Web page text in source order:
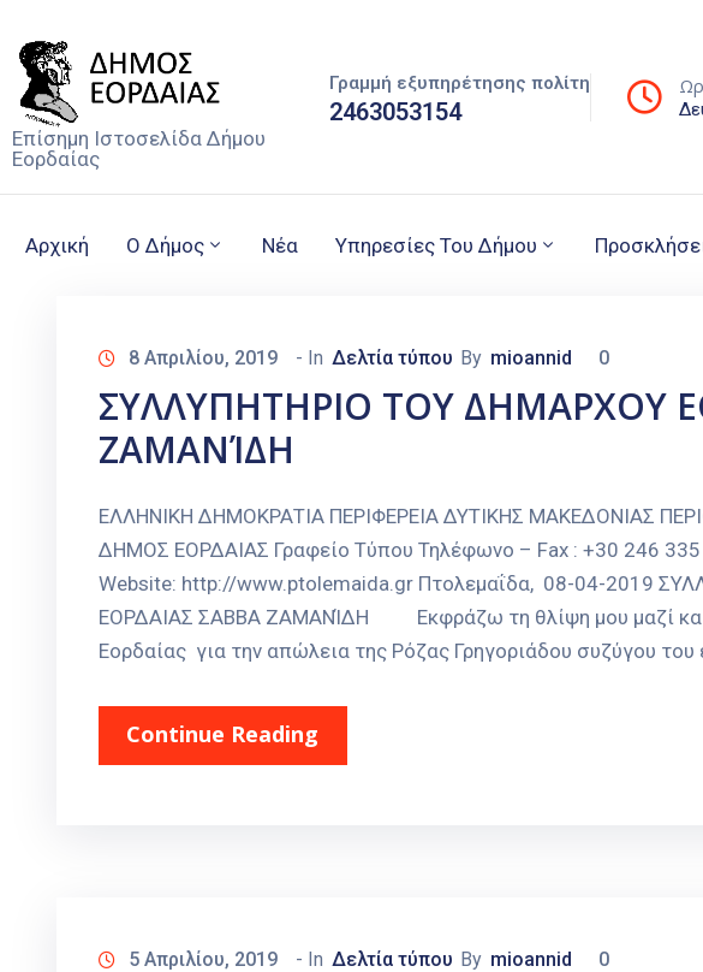
Επίσημη Ιστοσελίδα Δήμου
Εορδαίας
Γραμμή εξυπηρέτησης πολίτη
2463053154
Αρχική Ο Δήμος Νέα Υπηρεσίες Του Δήμου
8 Απριλίου, 2019 - In Δελτία τύπου By mioannid 0
ΣΥΛΛΥΠΗΤΗΡΙΟ ΤΟΥ ΔΗΜΑΡΧΟΥ
ΖΑΜΑΝΊΔΗ
ΕΛΛΗΝΙΚΗ ΔΗΜΟΚΡΑΤΙΑ ΠΕΡΙΦΕΡΕΙΑ ΔΥΤΙΚΗΣ ΜΑΚΕΔΟΝΙΑΣ
ΔΗΜΟΣ ΕΟΡΔΑΙΑΣ Γραφείο Τύπου Τηλέφωνο – Fax : +30 246
Website: http://www.ptolemaida.gr Πτολεμαΐδα, 08-04-2019
ΕΟΡΔΑΙΑΣ ΣΑΒΒΑ ΖΑΜΑΝΊΔΗ Εκφράζω τη θλίψη μου μαζί και
Εορδαίας για την απώλεια της Ρόζας Γρηγοριάδου συζύγου του
Continue Reading
5 Απριλίου, 2019 - In Δελτία τύπου By mioannid 0